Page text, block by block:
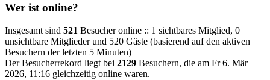
Wer ist online?
Insgesamt sind 521 Besucher online :: 1 sichtbares Mitglied, 0
unsichtbare Mitglieder und 520 Gäste (basierend auf den aktiven
Besuchern der letzten 5 Minuten)
Der Besucherrekord liegt bei 2129 Besuchern, die am Fr 6. Mär
2026, 11:16 gleichzeitig online waren.